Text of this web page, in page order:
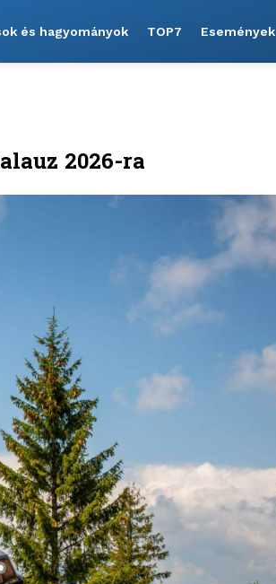
és hagyományok TOP7 Események
2026-ra